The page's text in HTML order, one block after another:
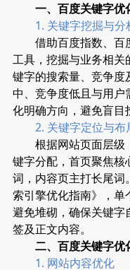
一、百度关键字优
1. 关键字挖掘与分
借助百度指数、百
工具，挖掘与业务相关
键字的搜索量、竞争
中、竞争度低且与用
化明确方向，避免盲目
2. 关键字定位与布
根据网站页面层级
键字分配，首页聚焦
词，内容页主打长尾词
索引擎优化指南》，单
避免堆砌，确保关键
签及正文内容。
二、百度关键字优
1. 网站内容优化